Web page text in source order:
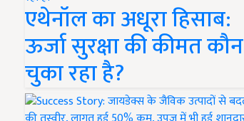
एथेनॉल का अधूरा हिसाब:
ऊर्जा सुरक्षा की कीमत कौन
चुका रहा है?